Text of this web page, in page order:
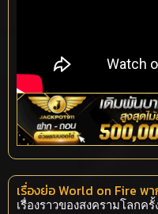
เรื่องย่อ World on Fire พ
เรื่องราวของสงครามโลกค